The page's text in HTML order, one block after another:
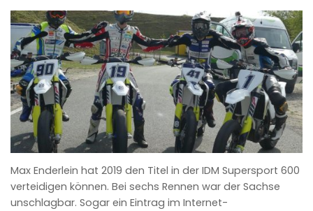
ANKE WIECZOREK
Max Enderlein hat 2019 den Titel in der IDM Supersport 600
verteidigen können. Bei sechs Rennen war der Sachse
unschlagbar. Sogar ein Eintrag im Internet-